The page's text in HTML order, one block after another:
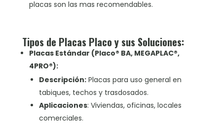
placas son las mas recomendables.
Tipos de Placas Placo y sus Soluciones:
Placas Estándar (Placo® BA, MEGAPLAC®,
4PRO®):
Descripción:Placas para uso general en
tabiques, techos y trasdosados.
Aplicaciones: Viviendas, oficinas, locales
comerciales.